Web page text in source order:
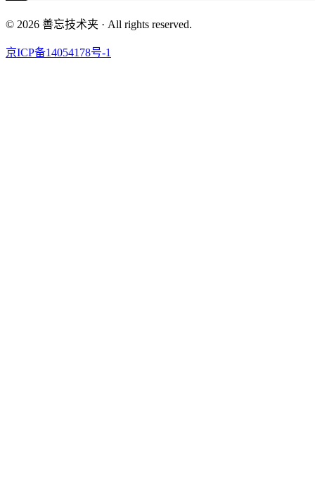
© 2026 善忘技术夹 · All rights reserved.
京ICP备14054178号-1